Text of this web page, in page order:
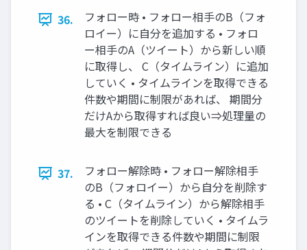
36.
フォロー時 • フォロー相手のB（フォ
ロイー）に自分を追加する • フォロ
ー相手のA（ツイート）から新しい順
に取得し、 C（タイムライン）に追加
していく • タイムラインを取得できる
件数や期間に制限があれば、 期間分
だけAから取得すれば良い⇒処理量の
最大を制限できる
37.
フォロー解除時 • フォロー解除相手
のB（フォロイー）から自分を削除す
る • C（タイムライン）から解除相手
のツイートを削除していく • タイムラ
インを取得できる件数や期間に制限